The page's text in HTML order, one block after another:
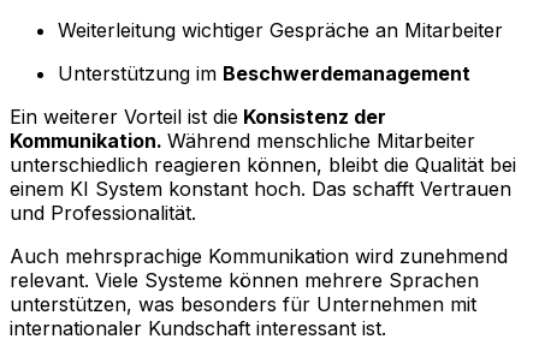
Weiterleitung wichtiger Gespräche an Mitarbeiter
Unterstützung im Beschwerdemanagement
Ein weiterer Vorteil ist die Konsistenz der
Kommunikation. Während menschliche Mitarbeiter
unterschiedlich reagieren können, bleibt die Qualität bei
einem KI System konstant hoch. Das schafft Vertrauen
und Professionalität.
Auch mehrsprachige Kommunikation wird zunehmend
relevant. Viele Systeme können mehrere Sprachen
unterstützen, was besonders für Unternehmen mit
internationaler Kundschaft interessant ist.